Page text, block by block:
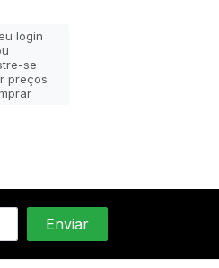
login
se
preços